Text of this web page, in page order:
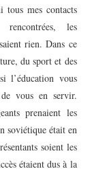
tous mes contacts
rencontrées, les
rien. Dans ce
du sport et des
l’éducation vous
vous en servir.
prenaient les
soviétique était en
soient les
étaient dus à la